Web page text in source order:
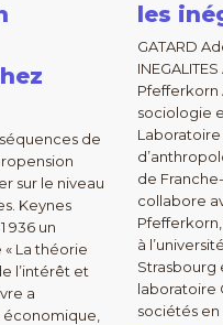
de
sur le niveau
Keynes
936 un
La théorie
l’intérêt et
a
les
GATARD
Pfefferkorn
sociologie
de
collabore
à
Strasbourg
laboratoire
sociétés en